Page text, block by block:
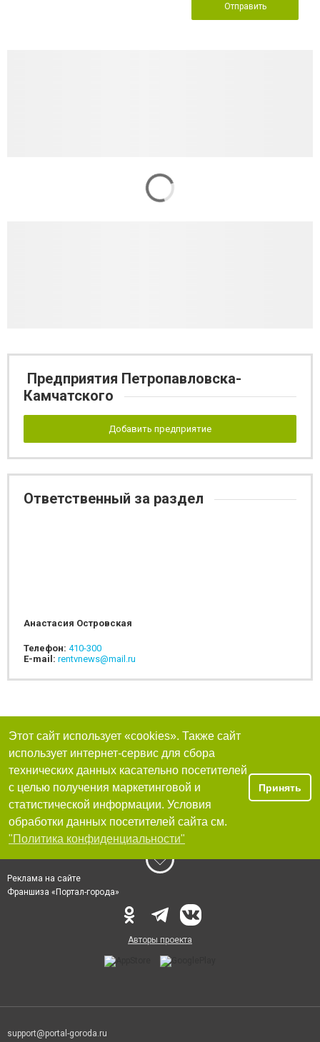
Отправить
Предприятия Петропавловска-
Камчатского
Добавить предприятие
Ответственный за раздел
Анастасия Островская
Телефон: 410-300
E-mail: rentvnews@mail.ru
Этот сайт использует «cookies». Также сайт
использует интернет-сервис для сбора
технических данных касательно посетителей
с целью получения маркетинговой и
статистической информации. Условия
обработки данных посетителей сайта см.
"Политика конфиденциальности"
Принять
Реклама на сайте
Франшиза «Портал-города»
Авторы проекта
support@portal-goroda.ru